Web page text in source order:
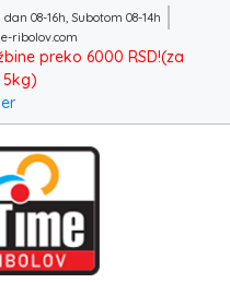
08-16h, Subotom 08-14h
ribolov.com
preko 6000 RSD!(za